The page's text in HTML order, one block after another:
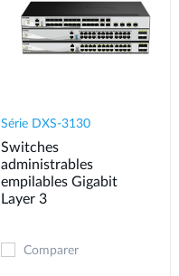
Série DXS-3130
Switches
administrables
empilables Gigabit
Layer 3
Comparer